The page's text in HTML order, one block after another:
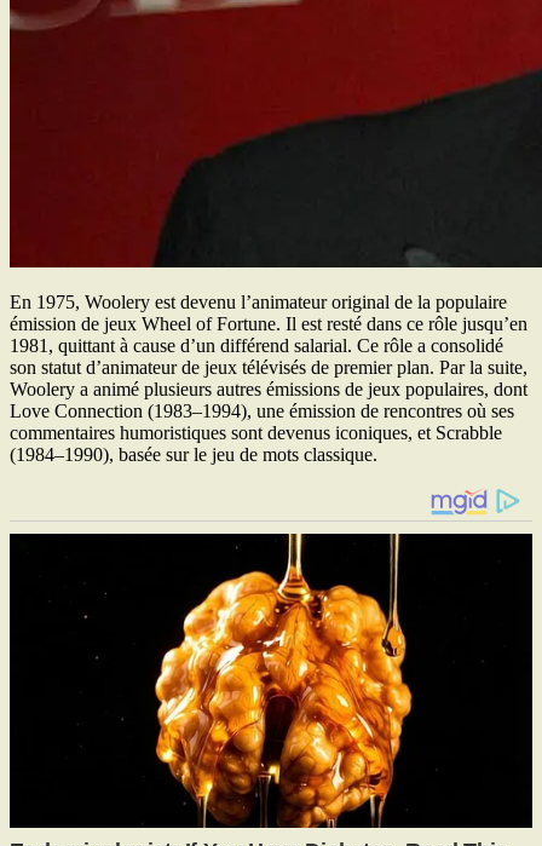
En 1975, Woolery est devenu l’animateur original de la populaire
émission de jeux Wheel of Fortune. Il est resté dans ce rôle jusqu’en
1981, quittant à cause d’un différend salarial. Ce rôle a consolidé
son statut d’animateur de jeux télévisés de premier plan. Par la suite,
Woolery a animé plusieurs autres émissions de jeux populaires, dont
Love Connection (1983–1994), une émission de rencontres où ses
commentaires humoristiques sont devenus iconiques, et Scrabble
(1984–1990), basée sur le jeu de mots classique.